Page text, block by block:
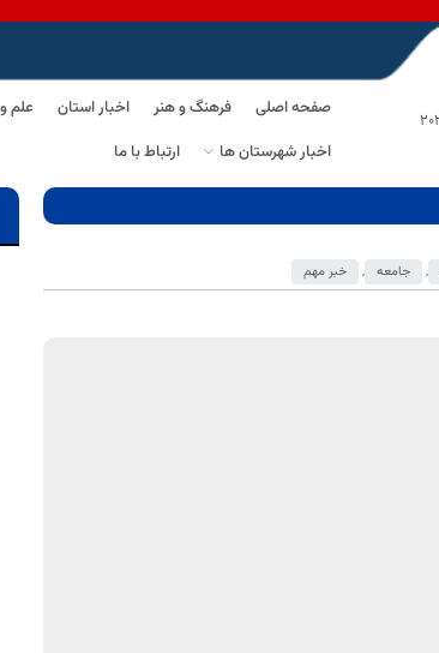
صفحه اصلی فرهنگ و هنر اخبار استان علم
اخبار شهرستان ها
ارتباط با ما
, جامعه , خبر مهم